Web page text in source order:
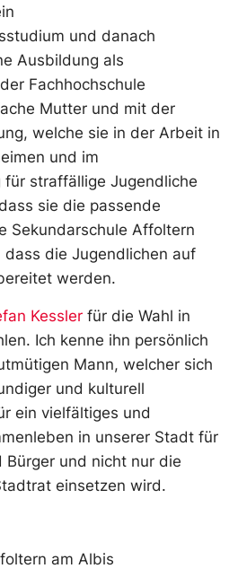
und danach
Ausbildung als
Fachhochschule
Mutter und mit der
welche sie in der Arbeit in
und im
für straffällige Jugendliche
sie die passende
Sekundarschule Affoltern
die Jugendlichen auf
werden.
Kessler für die Wahl in
Ich kenne ihn persönlich
Mann, welcher sich
und kulturell
ein vielfältiges und
in unserer Stadt für
Bürger und nicht nur die
einsetzen wird.
am Albis